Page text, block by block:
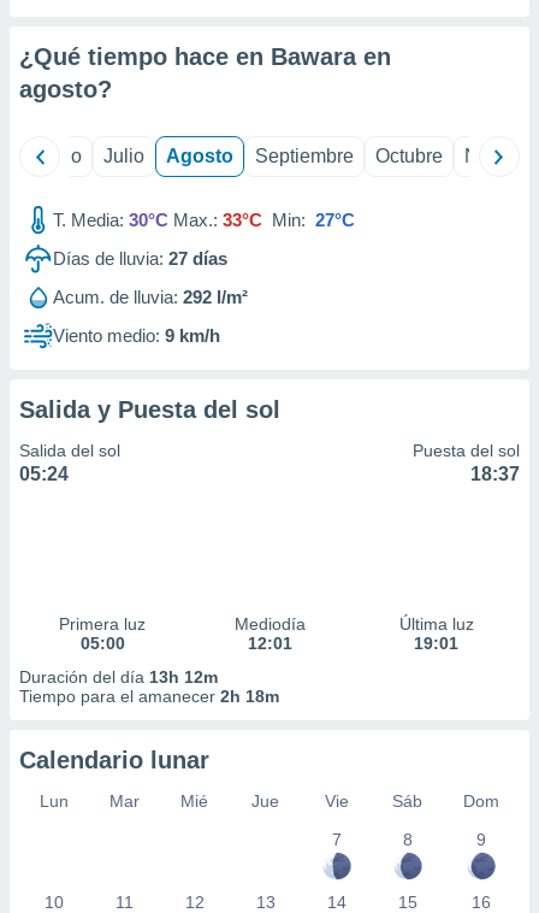
e
mediante
publicidad
publicidad
de
1199
¿Qué tiempo hace en Bawara en
agosto?
Junio Julio Agosto Septiembre Octubre
T. Media: 30°C Max.: 33°C Min: 27°C
Días de lluvia: 27 días
Acum. de lluvia: 292 l/m²
Viento medio: 9 km/h
Salida y Puesta del sol
Salida del sol
05:24
Puesta del sol
18:37
Primera luz
05:00
Mediodía
12:01
Última luz
19:01
Duración del día 13h 12m
Tiempo para el amanecer 2h 18m
Calendario lunar
Lun Mar Mié Jue Vie Sáb
Dom
7
8 9
10 11 12 13 14 15 16